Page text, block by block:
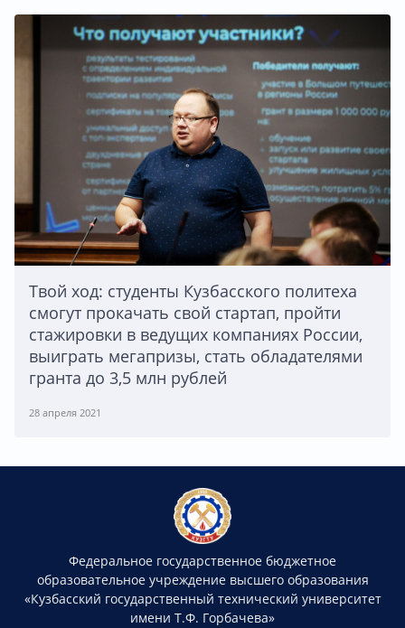
Твой ход: студенты Кузбасского политеха
смогут прокачать свой стартап, пройти
стажировки в ведущих компаниях России,
выиграть мегапризы, стать обладателями
гранта до 3,5 млн рублей
28 апреля 2021
Федеральное государственное бюджетное
образовательное учреждение высшего образования
«Кузбасский государственный технический университет
имени Т.Ф. Горбачева»